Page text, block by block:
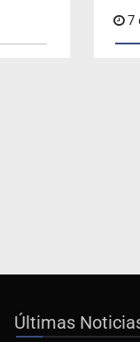
7
Últimas